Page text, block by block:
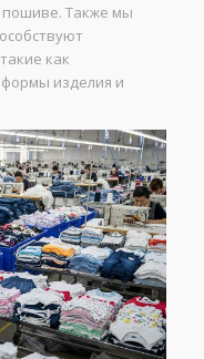
пошиве. Также мы
как
изделия и